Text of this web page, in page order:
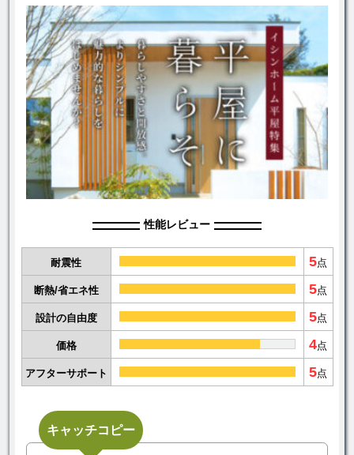
性能レビュー
耐震性 5点
断熱/省エネ性 5点
設計の自由度 5点
価格 4点
アフターサポート 5点
キャッチコピー